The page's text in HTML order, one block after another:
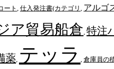
ート 仕入発注書(カテゴリ アルゴ
ア貿易船倉 特注
薬 テッラ 倉庫員の